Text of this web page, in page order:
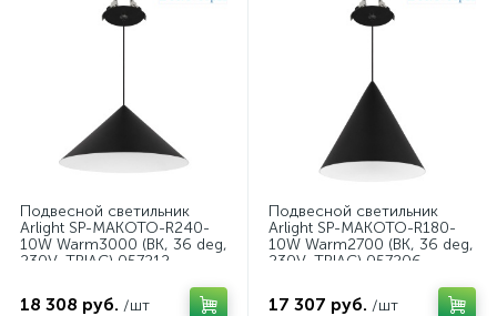
Подвесной светильник
Arlight SP-MAKOTO-R240-
10W Warm3000 (BK, 36 deg,
230V, TRIAC) 057212
18 308 руб. /шт
Подвесной светильник
Arlight SP-MAKOTO-R180-
10W Warm2700 (BK, 36 deg,
230V, TRIAC) 057206
17 307 руб. /шт